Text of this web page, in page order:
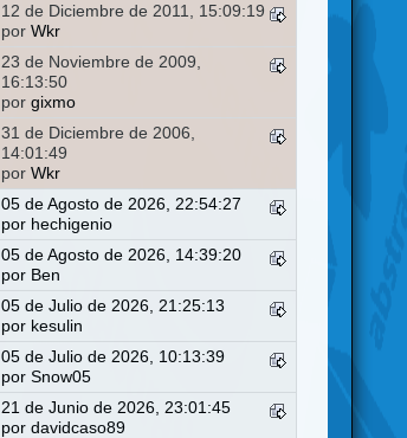
12 de Diciembre de 2011, 15:09:19
porWkr
23 de Noviembre de 2009,
16:13:50
porgixmo
31 de Diciembre de 2006,
14:01:49
porWkr
05 de Agosto de 2026, 22:54:27
por hechigenio
05 de Agosto de 2026, 14:39:20
por Ben
05 de Julio de 2026, 21:25:13
por kesulin
05 de Julio de 2026, 10:13:39
porSnow05
21 de Junio de 2026, 23:01:45
pordavidcaso89